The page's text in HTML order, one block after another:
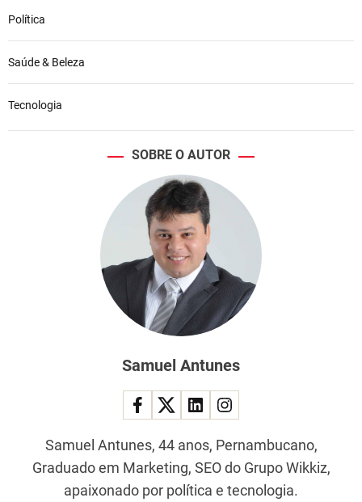
Política
Saúde & Beleza
Tecnologia
SOBRE O AUTOR
Samuel Antunes
Samuel Antunes, 44 anos, Pernambucano,
Graduado em Marketing, SEO do Grupo Wikkiz,
apaixonado por política e tecnologia.